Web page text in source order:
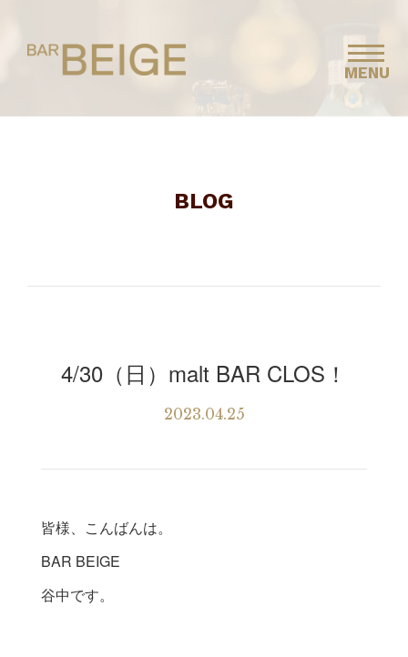
MENU
BLOG
4/30（日）malt BAR CLOS！
2023.04.25
皆様、こんばんは。
BAR BEIGE
谷中です。